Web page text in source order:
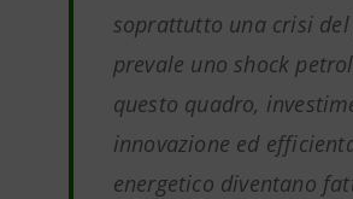
soprattutto una crisi del
prevale uno shock
questo quadro,
innovazione ed
energetico diventano